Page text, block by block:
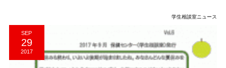
学生相談室ニュース
SEP
29
2017